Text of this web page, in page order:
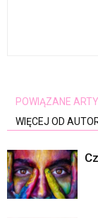
POWIĄZANE
WIĘCEJ OD